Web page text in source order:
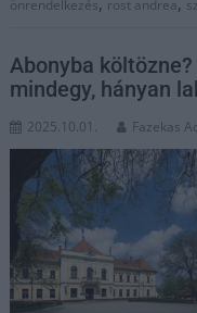
önrendelkezés rost andrea
Abonyba
mindegy, hányan
2025.10.01. Fazekas